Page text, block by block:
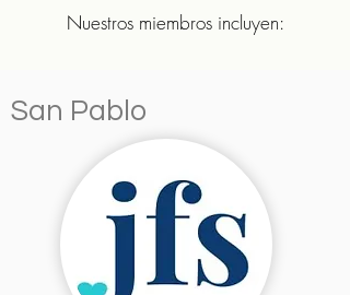
Nuestros miembros incluyen:
San Pablo